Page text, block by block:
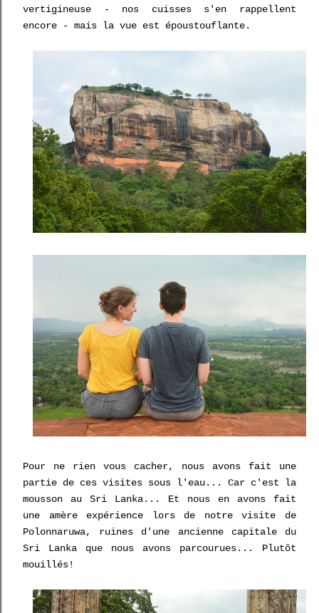
vertigineuse - nos cuisses s'en rappellent
encore - mais la vue est époustouflante.
Pour ne rien vous cacher, nous avons fait une
partie de ces visites sous l'eau... Car c'est la
mousson au Sri Lanka... Et nous en avons fait
une amère expérience lors de notre visite de
Polonnaruwa, ruines d'une ancienne capitale du
Sri Lanka que nous avons parcourues... Plutôt
mouillés!